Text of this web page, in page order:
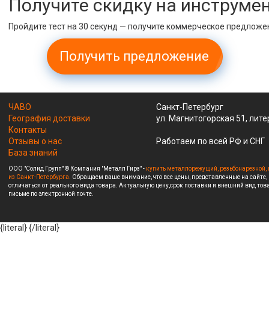
Получите скидку на
Пройдите тест на 30 секунд — получите коммерческое
Получить предложение
ЧАВО
География доставки
Контакты
Отзывы о нас
База знаний
Санкт-Петербург
ул. Магнитогорская 51,
Работаем по всей РФ и СНГ
ООО "Солид Групп" © Компания "Металл Гирз" - купить металлорежущий,
из Санкт-Петербурга. Обращаем ваше внимание, что все цены, представленные на
отличаться от реального вида товара. Актуальную цену,срок поставки и внешний вид
письме по электронной почте.
{literal}{/literal}